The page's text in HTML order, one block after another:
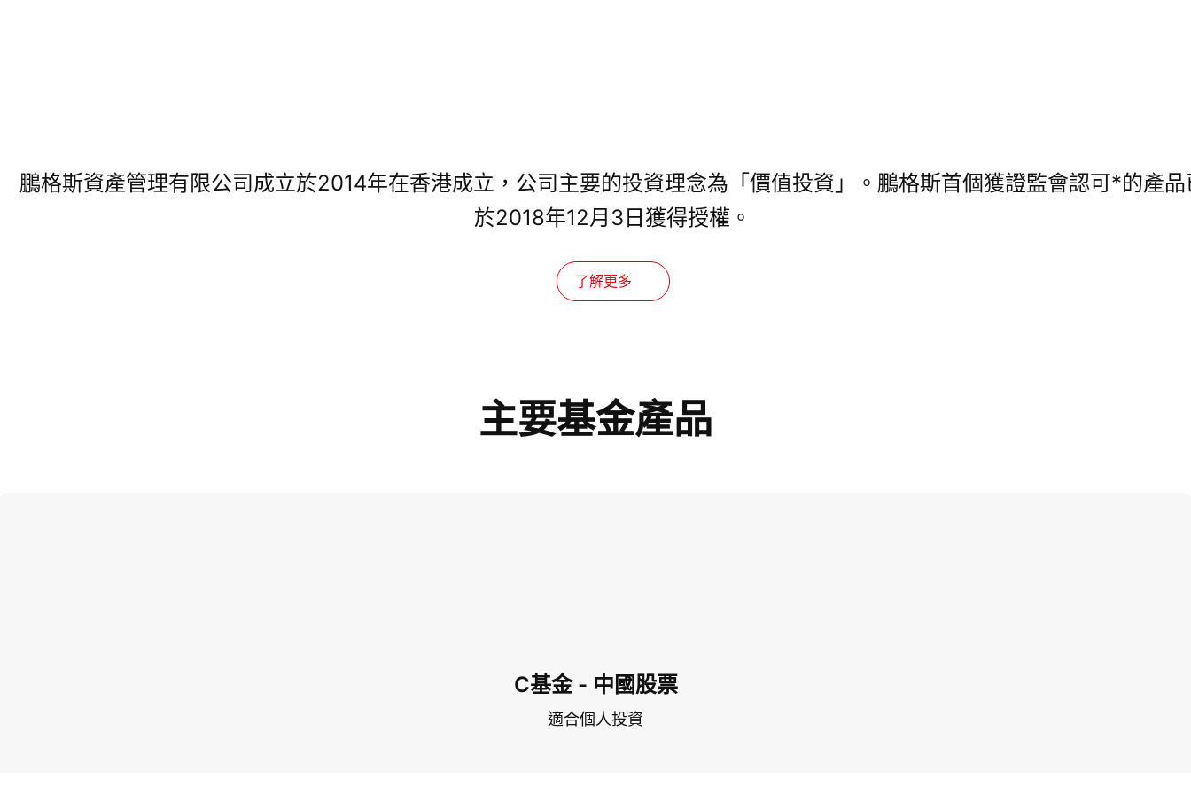
鵬格斯資產管理有限公司成立於2014年在香港成立，公司主要的投資理念為「價值投資」。鵬格斯首個獲證監會認可*的產品
於2018年12月3日獲得授權。
了解更多
主要基金產品
C基金 - 中國股票
適合個人投資